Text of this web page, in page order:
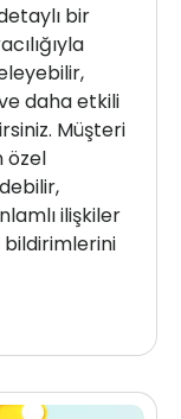
bir
daha etkili
Müşteri
özel
ilişkiler
bildirimlerini